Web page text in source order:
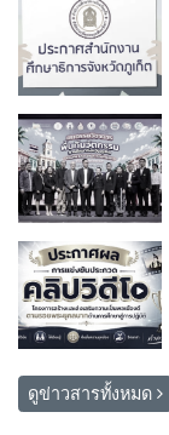
ดูข่าวสารทั้งหมด